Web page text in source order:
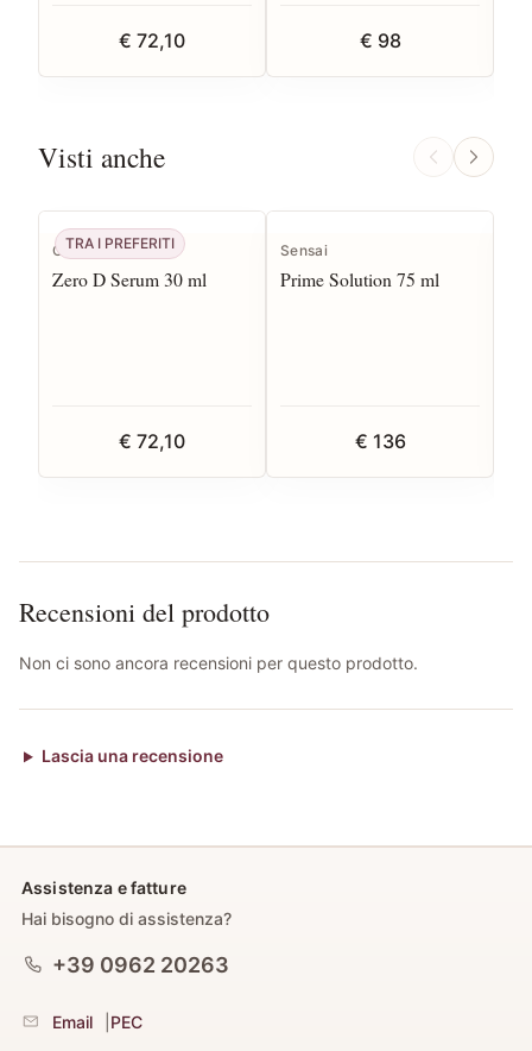
€ 72,10 € 98
Visti anche
TRA I PREFERITI
CBN
Zero D Serum 30 ml
€ 72,10
Sensai
Prime Solution 75 ml
€ 136
Recensioni del prodotto
Non ci sono ancora recensioni per questo prodotto.
Lascia una recensione
Assistenza e fatture
Hai bisogno di assistenza?
+39 0962 20263
Email
PEC